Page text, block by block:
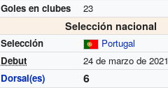
Goles en clubes 23
Selección nacional
Selección
Portugal
Debut
24 de marzo de 2021
Dorsal(es)
6